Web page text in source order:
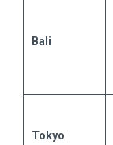
Bali
Tokyo